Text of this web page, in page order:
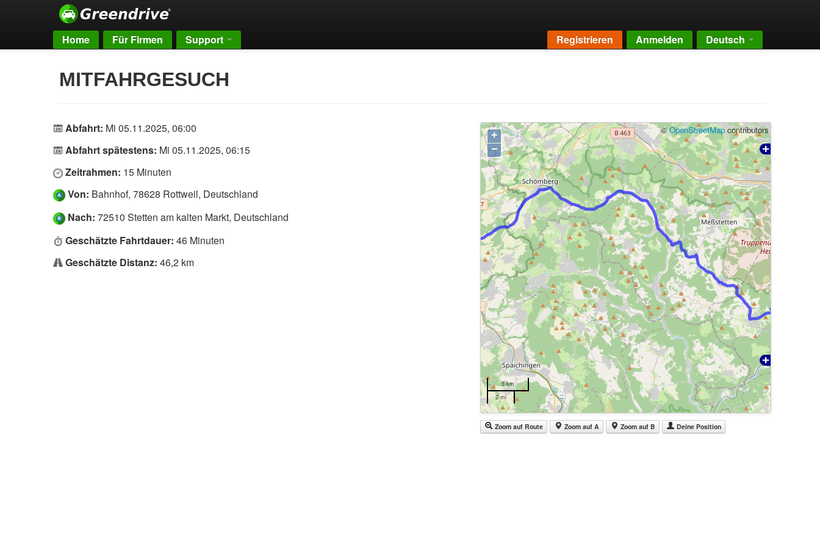
Home Für Firmen Support Registrieren Anmelden Deutsch
MITFAHRGESUCH
Abfahrt: Mi 05.11.2025, 06:00
Abfahrt spätestens: Mi 05.11.2025, 06:15
Zeitrahmen: 15 Minuten
Von: Bahnhof, 78628 Rottweil, Deutschland
Nach: 72510 Stetten am kalten Markt, Deutschland
Geschätzte Fahrtdauer: 46 Minuten
Geschätzte Distanz: 46,2 km
+
−
©OpenStreetMapcontributors
5 km
2 mi
Zoom auf Route Zoom auf A Zoom auf B Deine Position